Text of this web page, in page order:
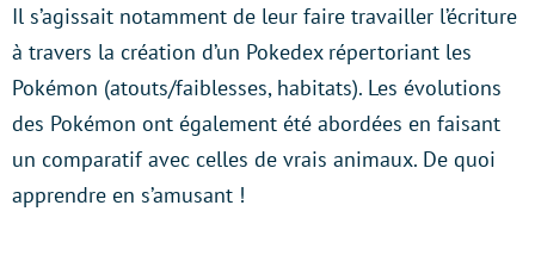
Il s’agissait notamment de leur faire travailler l’écriture
à travers la création d’un Pokedex répertoriant les
Pokémon (atouts/faiblesses, habitats). Les évolutions
des Pokémon ont également été abordées en faisant
un comparatif avec celles de vrais animaux. De quoi
apprendre en s’amusant !